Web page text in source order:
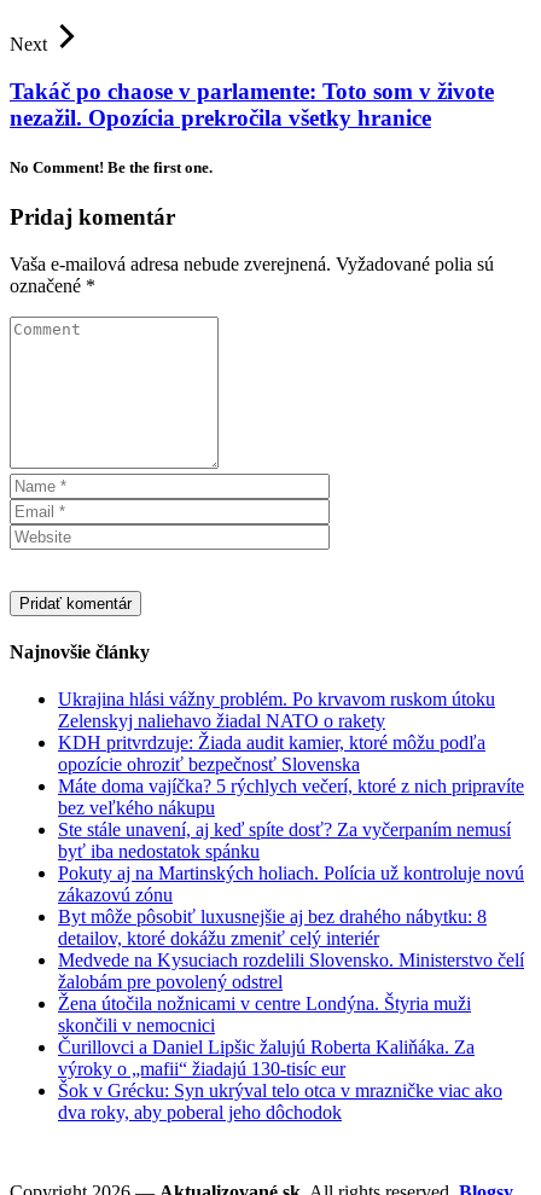
Next
Takáč po chaose v parlamente: Toto som v živote
nezažil. Opozícia prekročila všetky hranice
No Comment! Be the first one.
Pridaj komentár
Vaša e-mailová adresa nebude zverejnená. Vyžadované polia sú
označené *
Najnovšie články
Ukrajina hlási vážny problém. Po krvavom ruskom útoku
Zelenskyj naliehavo žiadal NATO o rakety
KDH pritvrdzuje: Žiada audit kamier, ktoré môžu podľa
opozície ohroziť bezpečnosť Slovenska
Máte doma vajíčka? 5 rýchlych večerí, ktoré z nich pripravíte
bez veľkého nákupu
Ste stále unavení, aj keď spíte dosť? Za vyčerpaním nemusí
byť iba nedostatok spánku
Pokuty aj na Martinských holiach. Polícia už kontroluje novú
zákazovú zónu
Byt môže pôsobiť luxusnejšie aj bez drahého nábytku: 8
detailov, ktoré dokážu zmeniť celý interiér
Medvede na Kysuciach rozdelili Slovensko. Ministerstvo čelí
žalobám pre povolený odstrel
Žena útočila nožnicami v centre Londýna. Štyria muži
skončili v nemocnici
Čurillovci a Daniel Lipšic žalujú Roberta Kaliňáka. Za
výroky o „mafii“ žiadajú 130-tisíc eur
Šok v Grécku: Syn ukrýval telo otca v mrazničke viac ako
dva roky, aby poberal jeho dôchodok